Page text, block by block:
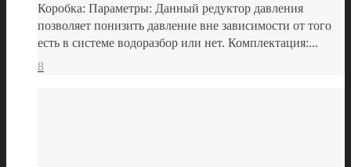
Коробка: Параметры: Данный редуктор давления
позволяет понизить давление вне зависимости от того
есть в системе водоразбор или нет. Комплектация:...
8